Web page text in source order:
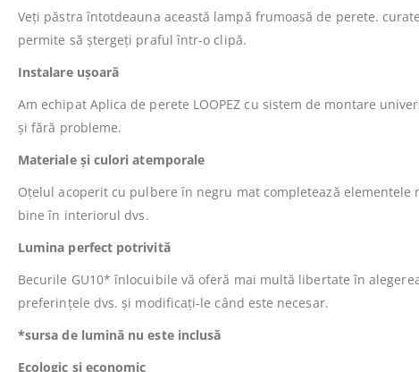
Veți păstra întotdeauna această lampă frumoasă de perete.
permite să ștergeți praful într-o clipă.
Instalare ușoară
Am echipat Aplica de perete LOOPEZ cu sistem de montare
și fără probleme.
Materiale și culori atemporale
Oțelul acoperit cu pulbere în negru mat completează
bine în interiorul dvs.
Lumina perfect potrivită
Becurile GU10* înlocuibile vă oferă mai multă libertate în
preferințele dvs. și modificați-le când este necesar.
*sursa de lumină nu este inclusă
Ecologic și economic